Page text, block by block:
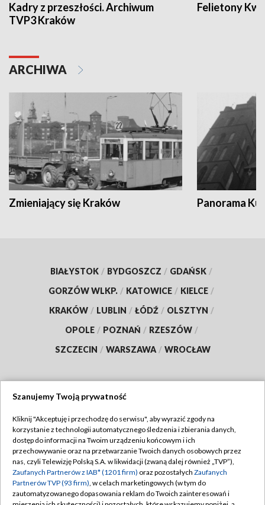
Kadry z przeszłości. Archiwum
TVP3 Kraków
Felietony
ARCHIWA
Zmieniający się Kraków Panorama
BIAŁYSTOK / BYDGOSZCZ / GDAŃSK /
GORZÓW WLKP. / KATOWICE / KIELCE /
KRAKÓW / LUBLIN / ŁÓDŹ / OLSZTYN /
OPOLE / POZNAŃ / RZESZÓW /
SZCZECIN / WARSZAWA / WROCŁAW
TVP
Abonament TVP
Emisja w TVP
Centrum informacji TVP
Regulamin TVP
Polityka prywatności
Moje zgody
Szanujemy Twoją prywatność
Kliknij "Akceptuję i przechodzę do serwisu", aby wyrazić zgody na
korzystanie z technologii automatycznego śledzenia i zbierania danych,
dostęp do informacji na Twoim urządzeniu końcowym i ich
przechowywanie oraz na przetwarzanie Twoich danych osobowych przez
nas, czyli Telewizję Polską S.A. w likwidacji (zwaną dalej również „TVP”),
Zaufanych Partnerów z IAB* (1201 firm) oraz pozostałych Zaufanych
Partnerów TVP (93 firm), w celach marketingowych (w tym do
zautomatyzowanego dopasowania reklam do Twoich zainteresowań i